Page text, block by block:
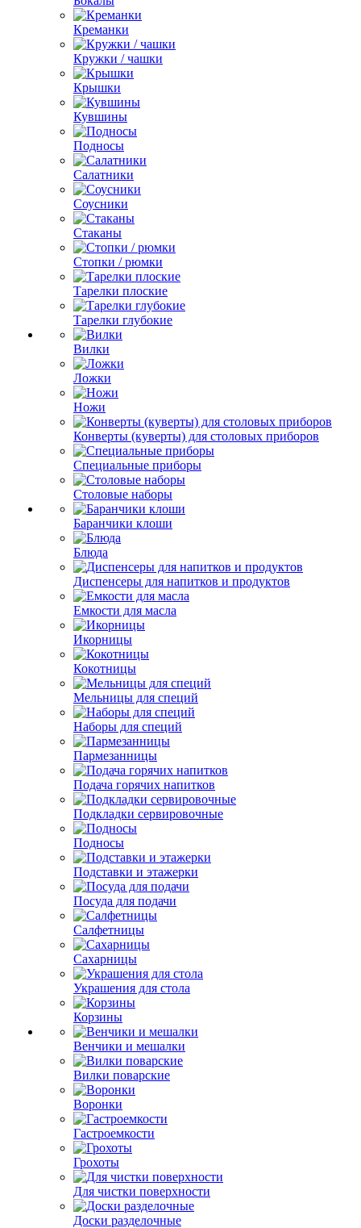
Креманки
Кружки / чашки
Крышки
Кувшины
Подносы
Салатники
Соусники
Стаканы
Стопки / рюмки
Тарелки плоские
Тарелки глубокие
Вилки
Ложки
Ножи
Конверты (куверты) для столовых приборов
Специальные приборы
Столовые наборы
Баранчики клоши
Блюда
Диспенсеры для напитков и продуктов
Емкости для масла
Икорницы
Кокотницы
Мельницы для специй
Наборы для специй
Пармезанницы
Подача горячих напитков
Подкладки сервировочные
Подносы
Подставки и этажерки
Посуда для подачи
Салфетницы
Сахарницы
Украшения для стола
Корзины
Венчики и мешалки
Вилки поварские
Воронки
Гастроемкости
Грохоты
Для чистки поверхности
Доски разделочные